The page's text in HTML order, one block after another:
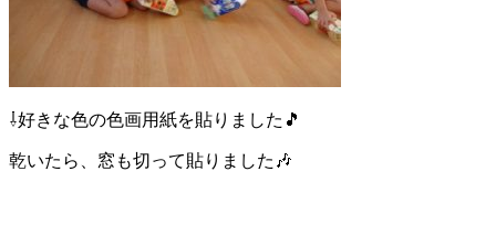
⇩好きな色の色画用紙を貼りました🎵
乾いたら、窓も切って貼りました🎶